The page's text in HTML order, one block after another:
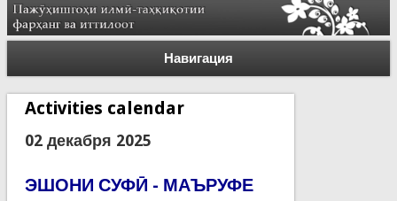
Навигация
Activities calendar
02 декабря 2025
ЭШОНИ СУФӢ - МАЪРУФЕ